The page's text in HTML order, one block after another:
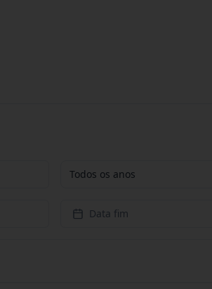
Todos os anos
Data fim